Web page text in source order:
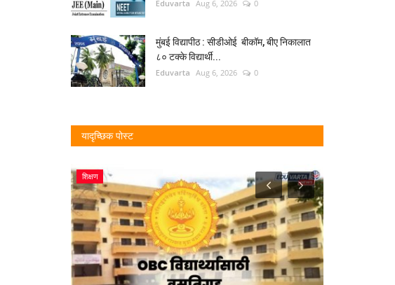
Eduvarta Aug 6, 2026 0
मुंबई विद्यापीठ : सीडीओई बीकॉम, बीए निकालात
८० टक्के विद्यार्थी...
Eduvarta Aug 6, 2026 0
यादृच्छिक पोस्ट
शिक्षण